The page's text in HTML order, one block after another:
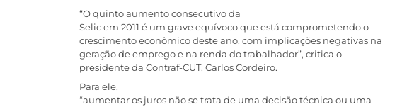
“O quinto aumento consecutivo da
Selic em 2011 é um grave equívoco que está comprometendo o
crescimento econômico deste ano, com implicações negativas na
geração de emprego e na renda do trabalhador”, critica o
presidente da Contraf-CUT, Carlos Cordeiro.
Para ele,
“aumentar os juros não se trata de uma decisão técnica ou uma